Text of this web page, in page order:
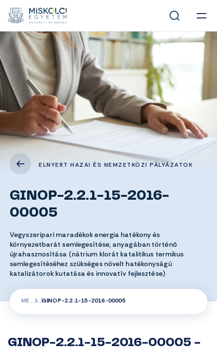
ELNYERT HAZAI ÉS NEMZETKÖZI PÁLYÁZATOK
GINOP-2.2.1-15-2016-
00005
Vegyszeripari maradékok energia hatékony és
környezetbarát semlegesítése, anyagában történő
újrahasznosítása (nátrium klorát katalitikus termikus
semlegesítéséhez szükséges növelt hatékonyságú
katalizátorok kutatása és innovatív fejlesztése)
ME GINOP-2.2.1-15-2016-00005
GINOP-2.2.1-15-2016-00005 -